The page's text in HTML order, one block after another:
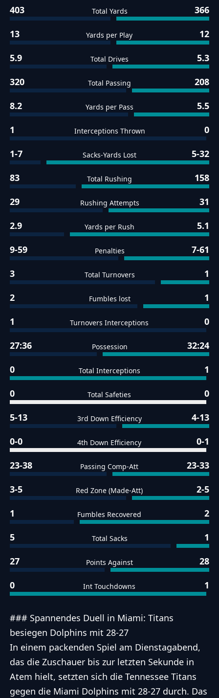
403 Total Yards 366
13 Yards per Play 12
5.9 Total Drives 5.3
320 Total Passing 208
8.2 Yards per Pass 5.5
1 Interceptions Thrown 0
1-7 Sacks-Yards Lost 5-32
83 Total Rushing 158
29 Rushing Attempts 31
2.9 Yards per Rush 5.1
9-59 Penalties 7-61
3 Total Turnovers 1
2 Fumbles lost 1
1 Turnovers Interceptions 0
27:36 Possession 32:24
0 Total Interceptions 1
0 Total Safeties 0
5-13 3rd Down Efficiency 4-13
0-0 4th Down Efficiency 0-1
23-38 Passing Comp-Att 23-33
3-5 Red Zone (Made-Att) 2-5
1 Fumbles Recovered 2
5 Total Sacks 1
27 Points Against 28
0 Int Touchdowns 1
### Spannendes Duell in Miami: Titans
besiegen Dolphins mit 28-27
In einem packenden Spiel am Dienstagabend,
das die Zuschauer bis zur letzten Sekunde in
Atem hielt, setzten sich die Tennessee Titans
gegen die Miami Dolphins mit 28-27 durch. Das